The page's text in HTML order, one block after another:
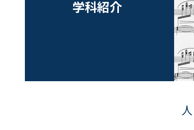
学科紹介